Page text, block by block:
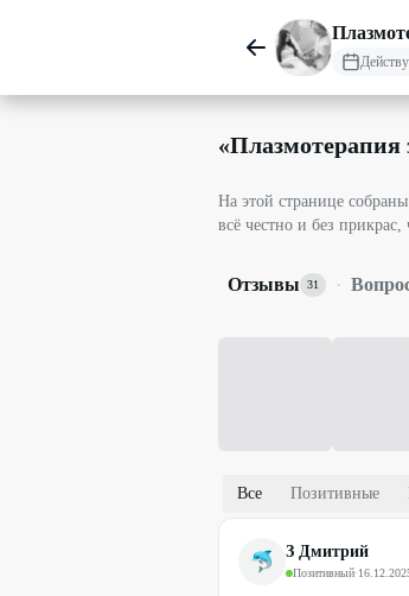
«Плазмотерапия
На этой странице
всё честно и без
Отзывы 31 ·
Все Позитивные
З Дмитрий
Позитивный·